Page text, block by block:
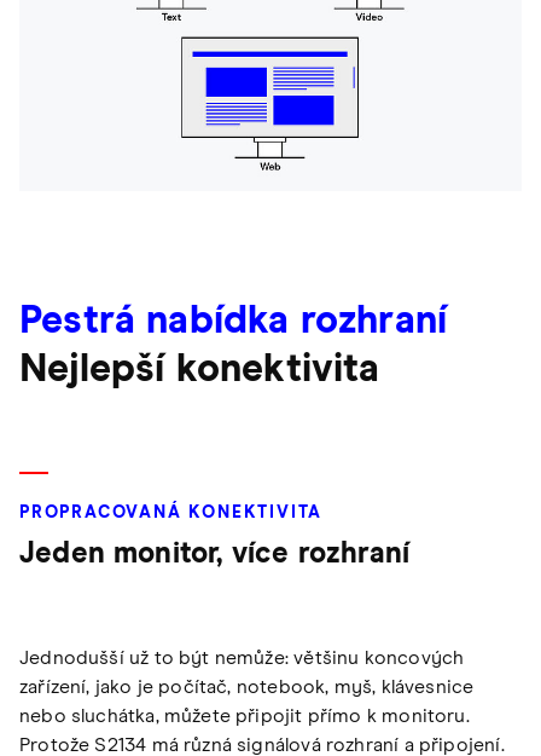
Pestrá nabídka rozhraní
Nejlepší konektivita
PROPRACOVANÁ KONEKTIVITA
Jeden monitor, více rozhraní
Jednodušší už to být nemůže: většinu koncových
zařízení, jako je počítač, notebook, myš, klávesnice
nebo sluchátka, můžete připojit přímo k monitoru.
Protože S2134 má různá signálová rozhraní a připojení.